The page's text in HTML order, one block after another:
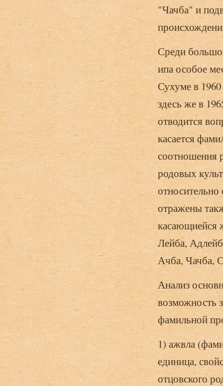
"Чачба" и
Среди
ипа особое
Сухуме в
здесь же в
отводится
касается
соотношения
родовых
отражены
касающиейся
Лейба,
Ачба, Чачба,
Анализ
возможность
фамильной
1) ажвла
единица,
отцовского